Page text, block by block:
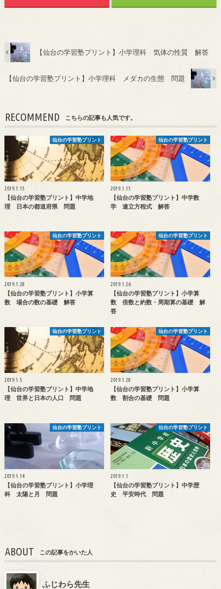
【仙台の学習塾プリント】小学理科 気体の性質 解答
【仙台の学習塾プリント】小学理科 メダカの生態 問題
RECOMMEND こちらの記事も人気です。
仙台の学習塾プリント
2019.1.15
【仙台の学習塾プリント】中学地
理 日本の都道府県 問題
仙台の学習塾プリント
2019.1.15
【仙台の学習塾プリント】中学数
学 連立方程式 解答
仙台の学習塾プリント
2019.1.28
【仙台の学習塾プリント】小学算
数 場合の数の基礎 解答
仙台の学習塾プリント
2019.1.26
【仙台の学習塾プリント】小学算
数 倍数と約数・周期算の基礎 解
答
仙台の学習塾プリント
2019.1.5
【仙台の学習塾プリント】中学地
理 世界と日本の人口 問題
仙台の学習塾プリント
2019.1.28
【仙台の学習塾プリント】小学算
数 割合の基礎 問題
仙台の学習塾プリント
2019.1.14
【仙台の学習塾プリント】小学理
科 太陽と月 問題
仙台の学習塾プリント
2019.1.1
【仙台の学習塾プリント】中学歴
史 平安時代 問題
ABOUT この記事をかいた人
ふじわら先生